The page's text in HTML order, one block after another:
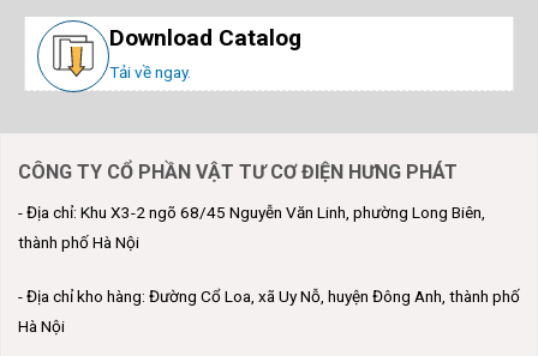
Download Catalog
Tải về ngay.
CÔNG TY CỔ PHẦN VẬT TƯ CƠ ĐIỆN HƯNG PHÁT
- Địa chỉ: Khu X3-2 ngõ 68/45 Nguyễn Văn Linh, phường Long Biên,
thành phố Hà Nội
- Địa chỉ kho hàng: Đường Cổ Loa, xã Uy Nỗ, huyện Đông Anh, thành phố
Hà Nội